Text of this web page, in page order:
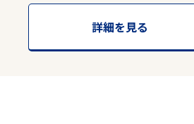
詳細を見る